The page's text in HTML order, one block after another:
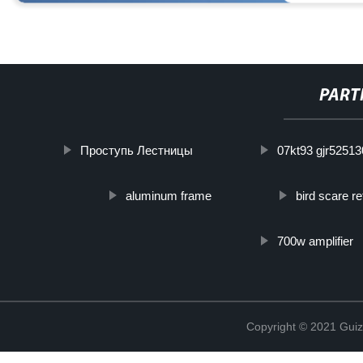
Проступь Лестницы 07kt93
aluminum frame bird scare
700w amplifier
Copyright © 2021